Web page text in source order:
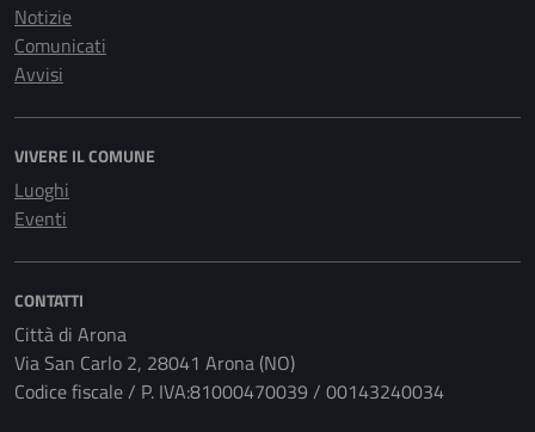
Notizie
Comunicati
Avvisi
VIVERE IL COMUNE
Luoghi
Eventi
CONTATTI
Città di Arona
Via San Carlo 2, 28041 Arona (NO)
Codice fiscale / P. IVA:81000470039 / 00143240034